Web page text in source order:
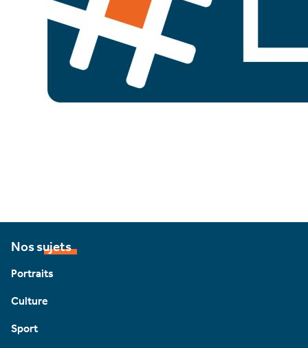
Nos sujets
Portraits
Culture
Sport